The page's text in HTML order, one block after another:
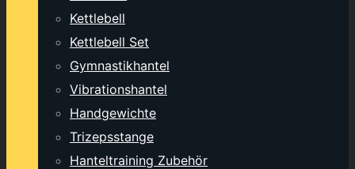
Kettlebell
Kettlebell Set
Gymnastikhantel
Vibrationshantel
Handgewichte
Trizepsstange
Hanteltraining Zubehör